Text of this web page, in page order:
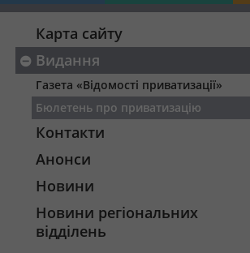
Карта сайту
Видання
Газета «Відомості приватизації»
Бюлетень про приватизацію
Контакти
Анонси
Новини
Новини регіональних
відділень